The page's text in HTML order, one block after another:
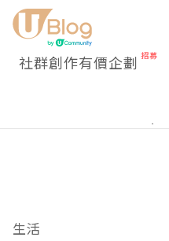
社群創作有價企劃
生活